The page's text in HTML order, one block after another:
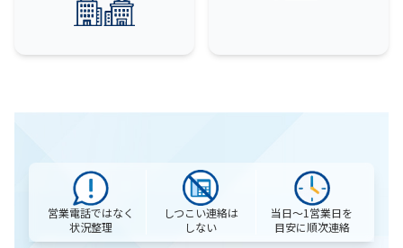
営業電話ではなく
状況整理
しつこい連絡は
しない
当日〜1営業日を
目安に順次連絡